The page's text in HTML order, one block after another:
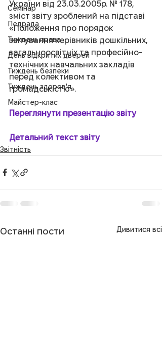
Семінар
Педрада
Тиждень права
День відкритих дверей
Тиждень безпеки
Тиждень здоров'я
Майстер-клас
України від 23.03.2005р. № 178,
зміст звіту зроблений на підставі
«Положення про порядок
звітування керівників дошкільних,
загальноосвітніх та професійно-
технічних навчальних закладів
перед колективом та
громадськістю».
Переглянути презентацію звіту
Детальний текст звіту
Звітність
Останні пости Дивитися всі